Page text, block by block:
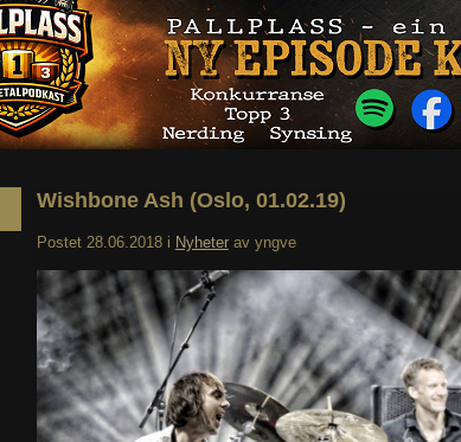
Wishbone Ash (Oslo, 01.02.19)
Postet 28.06.2018 i Nyheter av yngve